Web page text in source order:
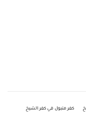
كفر متبول في كفر الشيخ